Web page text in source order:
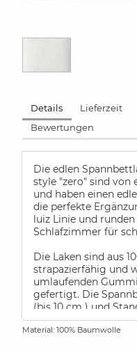
Details Lieferzeit
Bewertungen
Die edlen
style "zero" sind von
und haben einen
die perfekte
luiz Linie und
Schlafzimmer für
Die Laken sind aus
strapazierfähig und
umlaufenden
gefertigt. Die
(bis 10 cm ) und
30 cm Höhe)
Material: 100% Baumwolle